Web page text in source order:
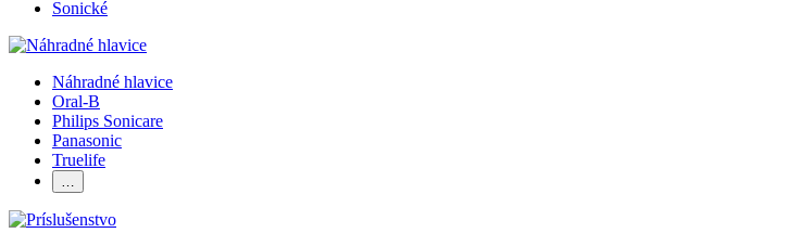
Sonické
Náhradné hlavice
Oral-B
Philips Sonicare
Panasonic
Truelife
…